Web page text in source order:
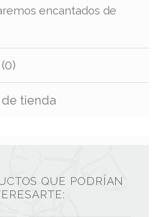
encantados de
tienda
QUE PODRÍAN